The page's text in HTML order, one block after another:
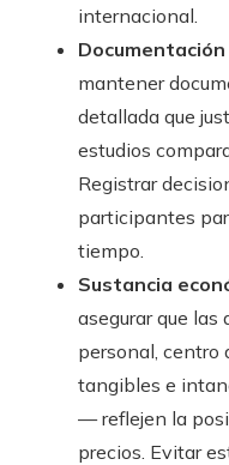
internacional.
mantener
detallada que
estudios
Registrar
participantes
tiempo.
Sustancia
asegurar que
personal, centro
tangibles e
— reflejen la
precios. Evitar